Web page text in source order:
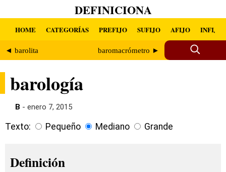
DEFINICIONA
HOME CATEGORÍAS PREFIJO SUFIJO AFIJO INFIJO
◄ barolita baromacrómetro ►
barología
B - enero 7, 2015
Texto: Pequeño Mediano Grande
Definición